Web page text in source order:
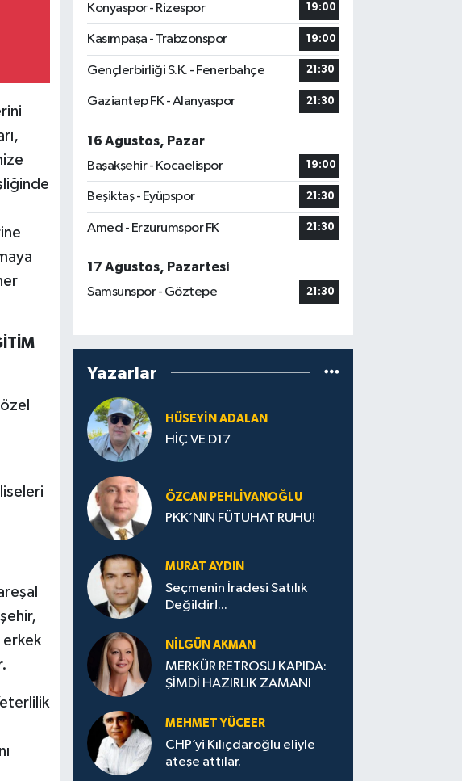
erkek
Konyaspor - Rizespor
19:00
Kasımpaşa - Trabzonspor 19:00
Gençlerbirliği S.K. - Fenerbahçe 21:30
Gaziantep FK - Alanyaspor 21:30
16 Ağustos, Pazar
Başakşehir - Kocaelispor
19:00
Beşiktaş - Eyüpspor 21:30
Amed - Erzurumspor FK 21:30
17 Ağustos, Pazartesi
Samsunspor - Göztepe
21:30
Yazarlar
HÜSEYIN ADALAN
HİÇ VE D17
ÖZCAN PEHLIVANOĞLU
PKK’NIN FÜTUHAT RUHU!
MURAT AYDIN
Seçmenin İradesi Satılık
Değildir!...
NILGÜN AKMAN
MERKÜR RETROSU KAPIDA:
ŞİMDİ HAZIRLIK ZAMANI
MEHMET YÜCEER
CHP’yi Kılıçdaroğlu eliyle
ateşe attılar.